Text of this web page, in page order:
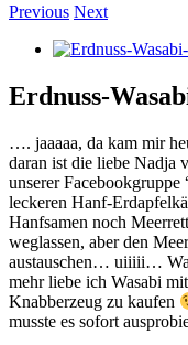
Previous Next
View
Erdnuss-
…. jaaaaa, da kam mir
daran ist die liebe Nadja
unserer Facebookgruppe
leckeren Hanf-
Hanfsamen noch
weglassen, aber den
austauschen… uiiiii…
mehr liebe ich Wasabi
Knabberzeug zu kaufen
musste es sofort